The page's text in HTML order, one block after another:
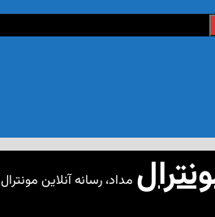
مداد، رسانه آنلاین مونترال